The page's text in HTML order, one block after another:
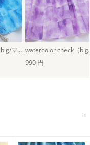
watercolor check（big/マリンブルー）
990 円